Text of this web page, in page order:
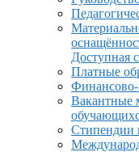
Доступная
Платные
Финансово-
Вакантные
Стипендии